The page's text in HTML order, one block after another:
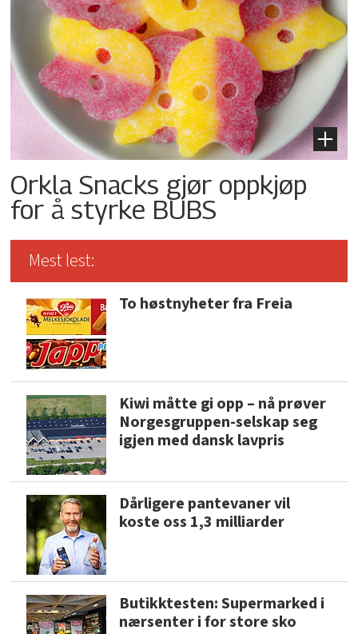
Orkla Snacks gjør oppkjøp
for å styrke BUBS
Mest lest:
To høstnyheter fra Freia
Kiwi måtte gi opp – nå prøver
Norgesgruppen-selskap seg
igjen med dansk lavpris
Dårligere pantevaner vil
koste oss 1,3 milliarder
Butikktesten: Supermarked i
nærsenter i for store sko